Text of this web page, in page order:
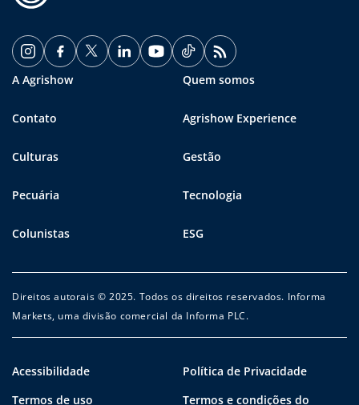
A Agrishow Quem somos
Contato Agrishow Experience
Culturas Gestão
Pecuária Tecnologia
Colunistas ESG
Direitos autorais © 2025. Todos os direitos reservados. Informa
Markets, uma divisão comercial da Informa PLC.
Acessibilidade
Política de Privacidade
Termos de uso
Termos e condições do